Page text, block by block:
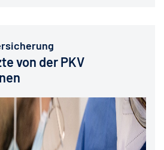
von der PKV